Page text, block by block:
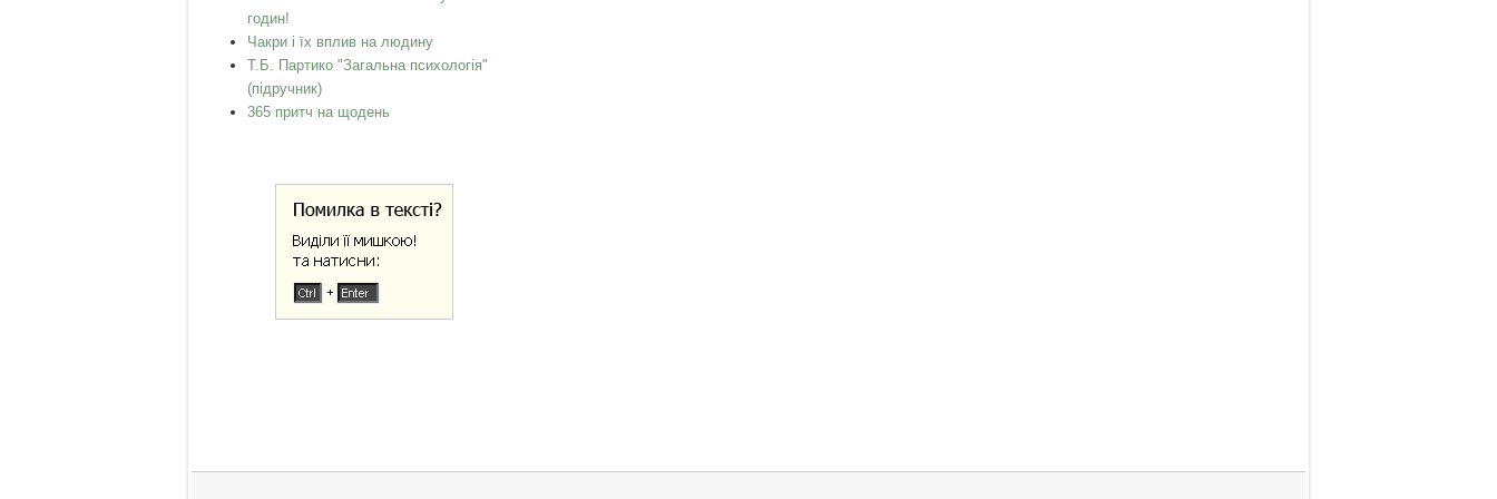
годин!
Чакри і їх вплив на людину
Т.Б. Партико "Загальна психологія"
(підручник)
365 притч на щодень